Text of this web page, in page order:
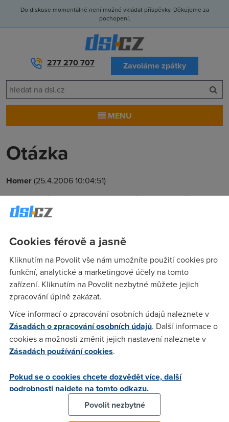
Do diskuse momentálně není možné vkládat příspěvky. Děkujeme za
pochopení.
277 270 707 Zavoláme zpátky
MENU
Otázka
Homer(25.4.2006 10:04:51)
Zdravim. Mám takovou "hloupou" otázku. Chci si zřídit
Bluetone Bremium ADSL 2006 Voice, ale tato služba bude u
akční nabídku 2 měsíce zdarma při obědnávce do konce
dubna. Znamena to teda že začnu platit až od zaří.
Červenec, srpen = zdarma. Ještě jednou se omlouvam za
tuto hloupou otázku.
Anonym(25.4.2006 15:01:38)
Zalezi jak to maj nastaveny, ale je mozny ze ti reknou ze to
nemas dostupny a nezridej ti to (nejspis), nebo ti zridej konto
a od te doby to budou uctovat (nepravdepodobne), nebo to
(27.4.2006 10:50:50)
No už jsem slyšel, že si to jakoby můžeš předregistrovat ne?
Cookies férově a jasně
Kliknutím na Povolit vše nám umožníte použití cookies pro
funkční, analytické a marketingové účely na tomto
zařízení. Kliknutím na Povolit nezbytné můžete jejich
zpracování úplně zakázat.
Více informací o zpracování osobních údajů naleznete v
Zásadách o zpracování osobních údajů. Další informace o
cookies a možnosti změnit jejich nastavení naleznete v
Zásadách používání cookies.
Pokud se o cookies chcete dozvědět více, další
podrobnosti najdete na tomto odkazu.
Povolit nezbytné